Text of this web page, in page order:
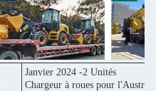
Janvier 2024 -2 Unités
Chargeur à roues pour